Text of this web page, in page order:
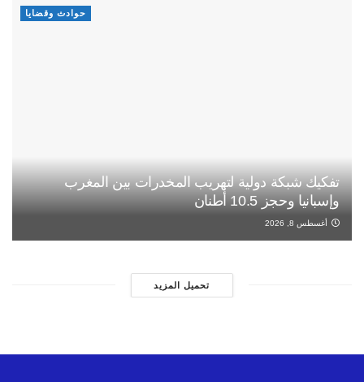
حوادث وقضايا
تفكيك شبكة دولية لتهريب المخدرات بين المغرب
وإسبانيا وحجز 10.5 أطنان
أغسطس 8, 2026
تحميل المزيد